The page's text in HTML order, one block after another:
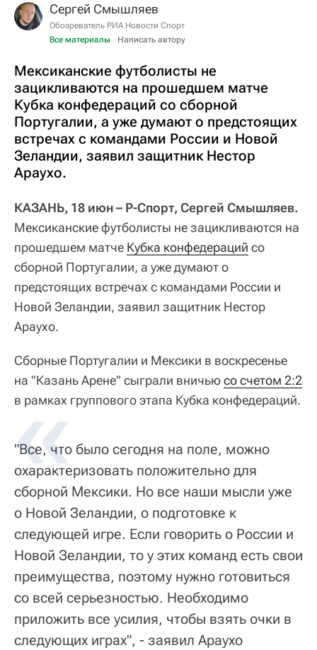
Сергей Смышляев
Обозреватель РИА Новости Спорт
Все материалы
Написать автору
Мексиканские футболисты не
зацикливаются на прошедшем матче
Кубка конфедераций со сборной
Португалии, а уже думают о предстоящих
встречах с командами России и Новой
Зеландии, заявил защитник Нестор
Араухо.
КАЗАНЬ, 18 июн – Р-Спорт, Сергей Смышляев.
Мексиканские футболисты не зацикливаются на
прошедшем матче Кубка конфедераций со
сборной Португалии, а уже думают о
предстоящих встречах с командами России и
Новой Зеландии, заявил защитник Нестор
Араухо.
Сборные Португалии и Мексики в воскресенье
на "Казань Арене" сыграли вничьюсо счетом 2:2
в рамках группового этапа Кубка конфедераций.
"Все, что было сегодня на поле, можно
охарактеризовать положительно для
сборной Мексики. Но все наши мысли уже
о Новой Зеландии, о подготовке к
следующей игре. Если говорить о России и
Новой Зеландии, то у этих команд есть свои
преимущества, поэтому нужно готовиться
со всей серьезностью. Необходимо
приложить все усилия, чтобы взять очки в
следующих играх", - заявил Араухо